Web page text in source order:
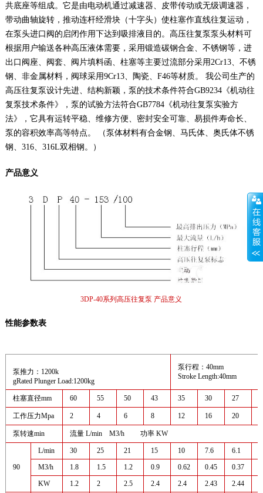
共底座等组成。它是由电动机通过减速器、皮带传动或无级调速器，
带动曲轴旋转，推动连杆经滑块（十字头）使柱塞作直线往复运动，
在泵头进口阀的启闭作用下达到吸排液目的。高压往复泵泵头材料可
根据用户输送各种高压液体需要，采用锻造碳钢合金、不锈钢等，进
出口阀座、阀套、阀片填料函、柱塞等主要过流部分采用2Cr13、不锈
钢、非金属材料，阀球采用9Cr13、陶瓷、F46等材质。 我公司生产的
高压往复泵设计先进、结构新颖，泵的技术条件符合GB9234《机动往
复泵技术条件》，泵的试验方法符合GB7784《机动往复泵实验方
法》，它具有运转平稳、维修方便、密封安全可靠、易损件寿命长、
泵的容积效率高等特点。 （泵体材料有合金钢、马氏体、奥氏体不锈
钢、316、316L双相钢。）
产品意义
3DP-40系列高压往复泵 产品意义
性能参数表
泵推力：1200k
gRated Plunger Load:1200kg
泵行程：40mm
Stroke Length:40mm
柱塞直径mm 60 55 50 43 35 30 27
工作压力Mpa 2 4 6 8 12 16 20
泵转速min 流量 L/min M3/h 功率 KW
90
L/min 30 25 21 15 10 7.6 6.1
M3/h
1.8 1.5 1.2 0.9 0.62 0.45 0.37
KW
1.2 2 2.5 2.4 2.4 2.43 2.44